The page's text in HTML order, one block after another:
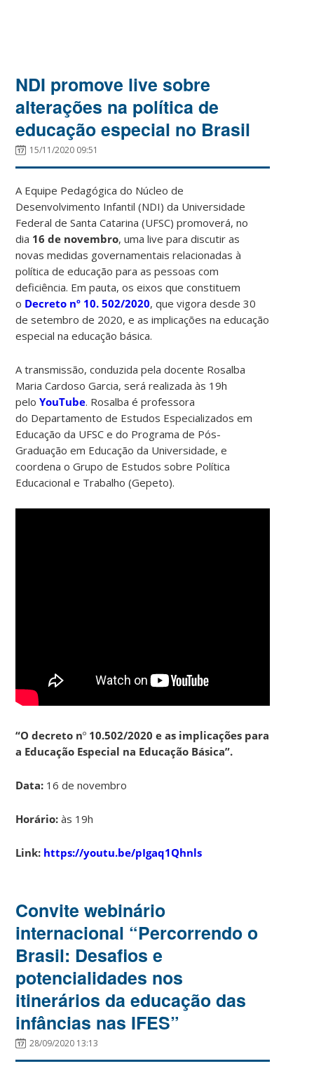
NDI promove live sobre
alterações na política de
educação especial no Brasil
15/11/2020 09:51
A Equipe Pedagógica do Núcleo de
Desenvolvimento Infantil (NDI) da Universidade
Federal de Santa Catarina (UFSC) promoverá, no
dia 16 de novembro, uma live para discutir as
novas medidas governamentais relacionadas à
política de educação para as pessoas com
deficiência. Em pauta, os eixos que constituem
o Decreto nº 10. 502/2020, que vigora desde 30
de setembro de 2020, e as implicações na educação
especial na educação básica.
A transmissão, conduzida pela docente Rosalba
Maria Cardoso Garcia, será realizada às 19h
peloYouTube. Rosalba é professora
do Departamento de Estudos Especializados em
Educação da UFSC e do Programa de Pós-
Graduação em Educação da Universidade, e
coordena o Grupo de Estudos sobre Política
Educacional e Trabalho (Gepeto).
“O decreto nº 10.502/2020 e as implicações para
a Educação Especial na Educação Básica”.
Data: 16 de novembro
Horário: às 19h
Link: https://youtu.be/pIgaq1Qhnls
Convite webinário
internacional “Percorrendo o
Brasil: Desafios e
potencialidades nos
itinerários da educação das
infâncias nas IFES”
28/09/2020 13:13